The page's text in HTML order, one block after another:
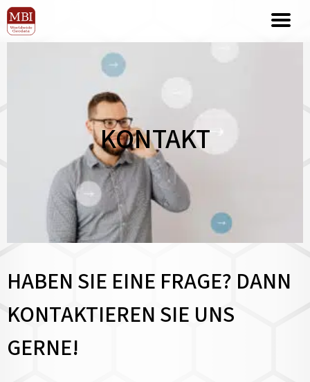
KONTAKT
HABEN SIE EINE FRAGE? DANN
KONTAKTIEREN SIE UNS
GERNE!